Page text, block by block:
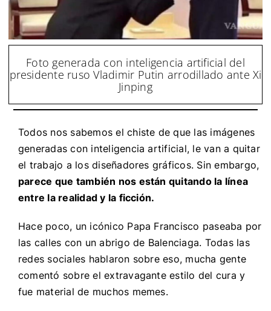
Foto generada con inteligencia artificial del
presidente ruso Vladimir Putin arrodillado ante Xi
Jinping
Todos nos sabemos el chiste de que las imágenes
generadas con inteligencia artificial, le van a quitar
el trabajo a los diseñadores gráficos. Sin embargo,
parece que también nos están quitando la línea
entre la realidad y la ficción.
Hace poco, un icónico Papa Francisco paseaba por
las calles con un abrigo de Balenciaga. Todas las
redes sociales hablaron sobre eso, mucha gente
comentó sobre el extravagante estilo del cura y
fue material de muchos memes.